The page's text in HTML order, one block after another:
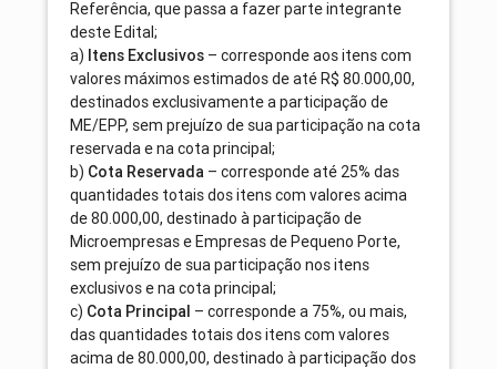
Referência, que passa a fazer parte integrante
deste Edital;
a) Itens Exclusivos – corresponde aos itens com
valores máximos estimados de até R$ 80.000,00,
destinados exclusivamente a participação de
ME/EPP, sem prejuízo de sua participação na cota
reservada e na cota principal;
b) Cota Reservada – corresponde até 25% das
quantidades totais dos itens com valores acima
de 80.000,00, destinado à participação de
Microempresas e Empresas de Pequeno Porte,
sem prejuízo de sua participação nos itens
exclusivos e na cota principal;
c) Cota Principal – corresponde a 75%, ou mais,
das quantidades totais dos itens com valores
acima de 80.000,00, destinado à participação dos